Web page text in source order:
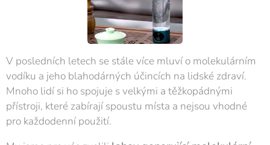
V posledních letech se stále více mluví o molekulárním
vodíku a jeho blahodárných účincích na lidské zdraví.
Mnoho lidí si ho spojuje s velkými a těžkopádnými
přístroji, které zabírají spoustu místa a nejsou vhodné
pro každodenní použití.